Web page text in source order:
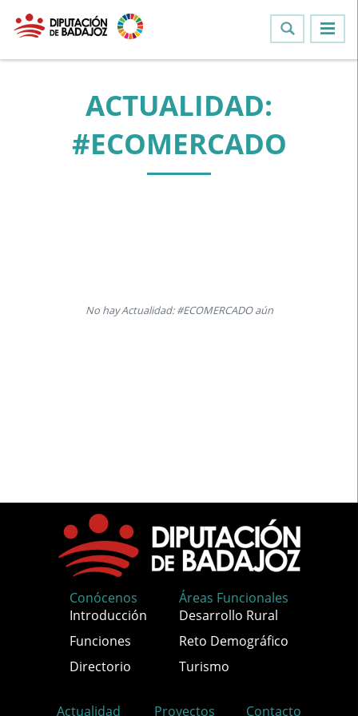
ACTUALIDAD:
#ECOMERCADO
No hay Actualidad: #ECOMERCADO aún
Conócenos
Introducción
Funciones
Directorio
Áreas Funcionales
Desarrollo Rural
Reto Demográfico
Turismo
Actualidad Proyectos Contacto